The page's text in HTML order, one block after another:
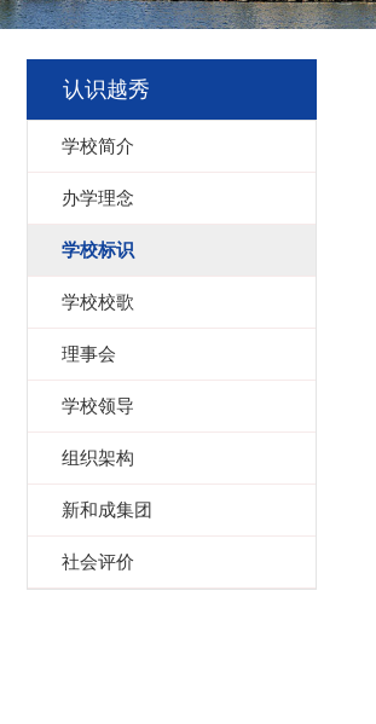
认识越秀
学校简介
办学理念
学校标识
学校校歌
理事会
学校领导
组织架构
新和成集团
社会评价